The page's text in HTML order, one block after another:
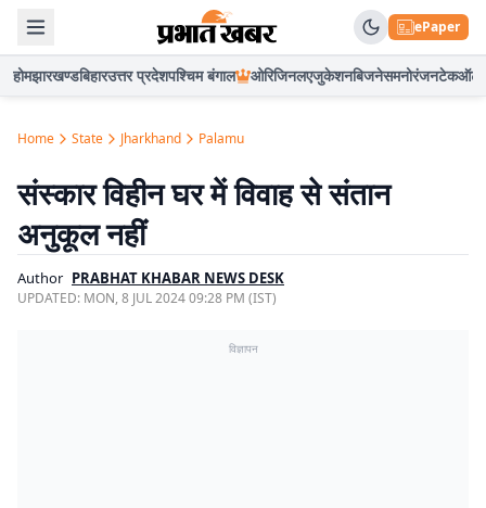
ePaper
होमझारखण्डबिहारउत्तर प्रदेशपश्चिम बंगाल ओरिजिनलएजुकेशनबिजनेसमनोरंजनटेकऑटो
Home State Jharkhand Palamu
संस्कार विहीन घर में विवाह से संतान
अनुकूल नहीं
Author PRABHAT KHABAR NEWS DESK
UPDATED: MON, 8 JUL 2024 09:28 PM (IST)
विज्ञापन